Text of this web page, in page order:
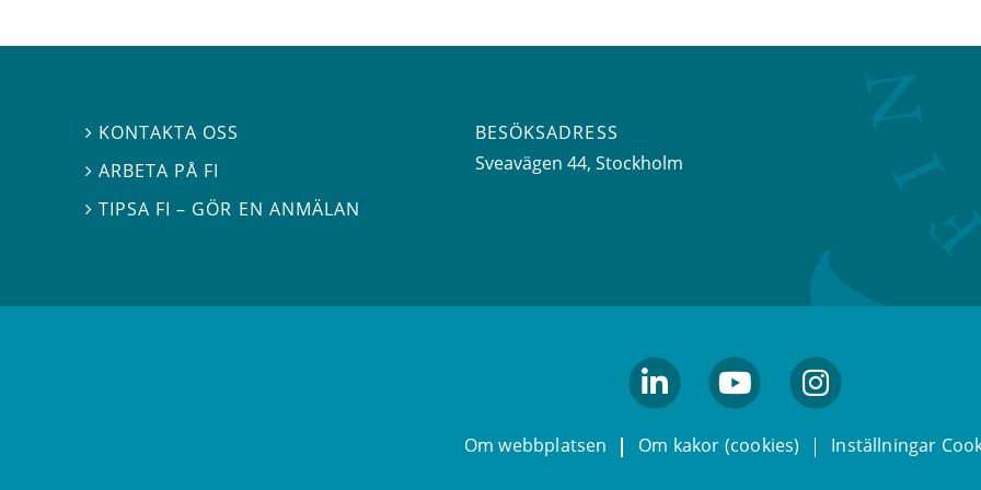
 KONTAKTA OSS
 ARBETA PÅ FI
TIPSA FI – GÖR EN ANMÄLAN
BESÖKSADRESS
Sveavägen 44, Stockholm
Om webbplatsen Om kakor (cookies) Inställningar